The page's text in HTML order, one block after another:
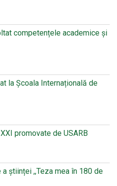
competențele academice și
la Școala Internațională de
promovate de USARB
științei ,,Teza mea în 180 de